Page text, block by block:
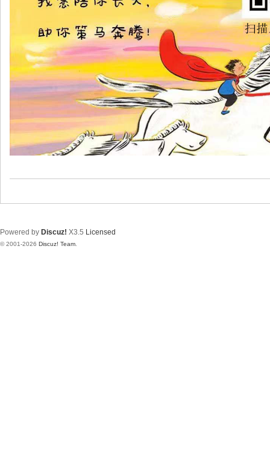
Powered by Discuz! X3.5 Licensed
© 2001-2026 Discuz! Team